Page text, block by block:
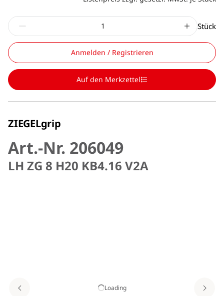
Stück
Anmelden / Registrieren
Auf den Merkzettel
ZIEGELgrip
Art.-Nr. 206049
LH ZG 8 H20 KB4.16 V2A
Loading